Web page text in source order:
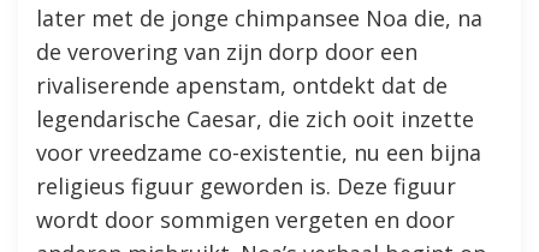
later met de jonge chimpansee Noa die, na
de verovering van zijn dorp door een
rivaliserende apenstam, ontdekt dat de
legendarische Caesar, die zich ooit inzette
voor vreedzame co-existentie, nu een bijna
religieus figuur geworden is. Deze figuur
wordt door sommigen vergeten en door